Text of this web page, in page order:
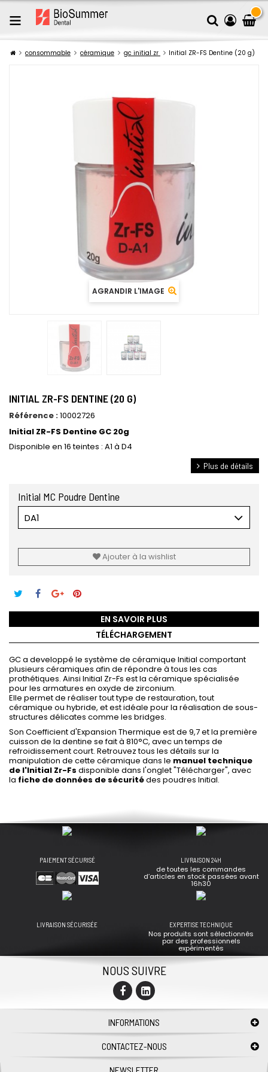
consommable céramique gc initial zr Initial ZR-FS Dentine (20 g)
AGRANDIR L'IMAGE
INITIAL ZR-FS DENTINE (20 G)
Référence :10002726
Initial ZR-FS Dentine GC 20g
Disponible en 16 teintes : A1 à D4
Plus de détails
Initial MC Poudre Dentine
DA1
Ajouter à la wishlist
EN SAVOIR PLUS
TÉLÉCHARGEMENT
GC a developpé le système de céramique Initial comportant
plusieurs céramiques afin de répondre à tous les cas
prothétiques. Ainsi Initial Zr-Fs est la céramique spécialisée
pour les armatures en oxyde de zirconium.
Elle permet de réaliser tout type de restauration, tout
céramique ou hybride, et est idéale pour la réalisation de sous-
structures délicates comme les bridges.
Son Coefficient d'Expansion Thermique est de 9,7 et la première
cuisson de la dentine se fait à 810°C, avec un temps de
refroidissement court. Retrouvez tous les détails sur la
manipulation de cette céramique dans le manuel technique
de l'Initial Zr-Fs disponible dans l'onglet "Télécharger", avec
la fiche de données de sécuritédes poudres Initial.
PAIEMENT SÉCURISÉ LIVRAISON 24H
de toutes les commandes
d’articles en stock passées avant
16h30
LIVRAISON SÉCURISÉE EXPERTISE TECHNIQUE
Nos produits sont sélectionnés
par des professionnels
expérimentés
NOUS SUIVRE
INFORMATIONS
CONTACTEZ-NOUS